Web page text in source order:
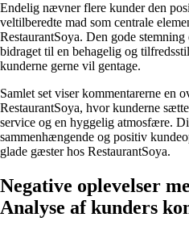
Endelig nævner flere kunder den
veltilberedte mad som centrale
RestaurantSoya. Den gode
bidraget til en behagelig og
kunderne gerne vil gentage.
Samlet set viser kommentarerne en
RestaurantSoya, hvor kunderne
service og en hyggelig atmosfære.
sammenhængende og positiv
glade gæster hos RestaurantSoya.
Negative oplevelser
Analyse af kunders